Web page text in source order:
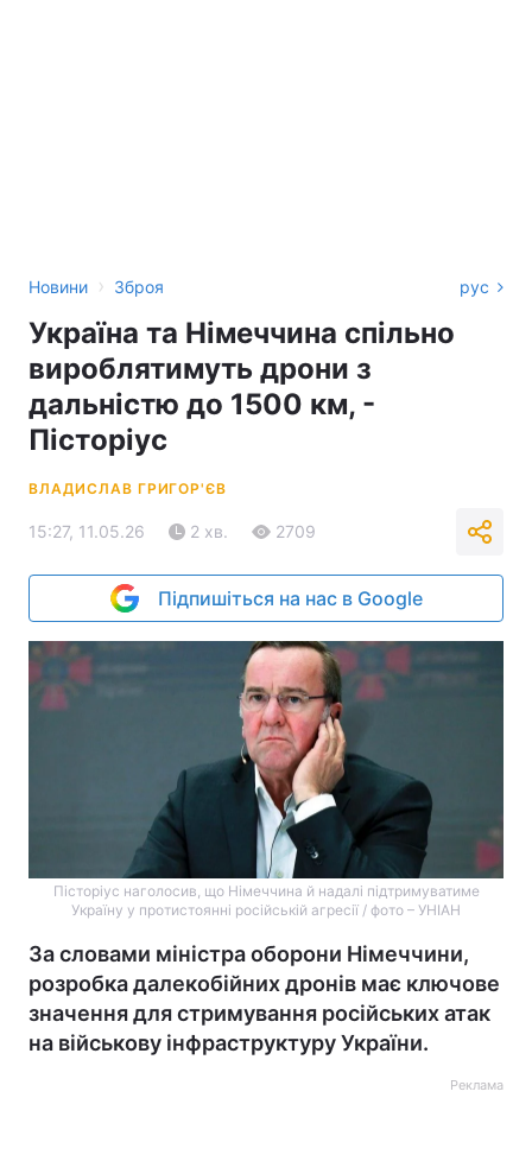
Новини › Зброя рус
Україна та Німеччина спільно
вироблятимуть дрони з
дальністю до 1500 км, -
Пісторіус
ВЛАДИСЛАВ ГРИГОР'ЄВ
15:27, 11.05.26 2 хв. 2709
Підпишіться на нас в Google
Пісторіус наголосив, що Німеччина й надалі підтримуватиме
Україну у протистоянні російській агресії / фото – УНІАН
За словами міністра оборони Німеччини,
розробка далекобійних дронів має ключове
значення для стримування російських атак
на військову інфраструктуру України.
Реклама